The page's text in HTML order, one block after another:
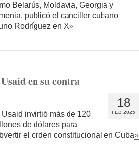
Belarús, Moldavia, Georgia y
publicó el canciller cubano
Rodríguez en X»
en su contra
18
FEB 2025
Usaid invirtió más de 120
de dólares para
el orden constitucional en Cuba»